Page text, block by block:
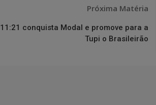
Próxima Matéria
11:21 conquista Modal e promove para a
Tupi o Brasileirão